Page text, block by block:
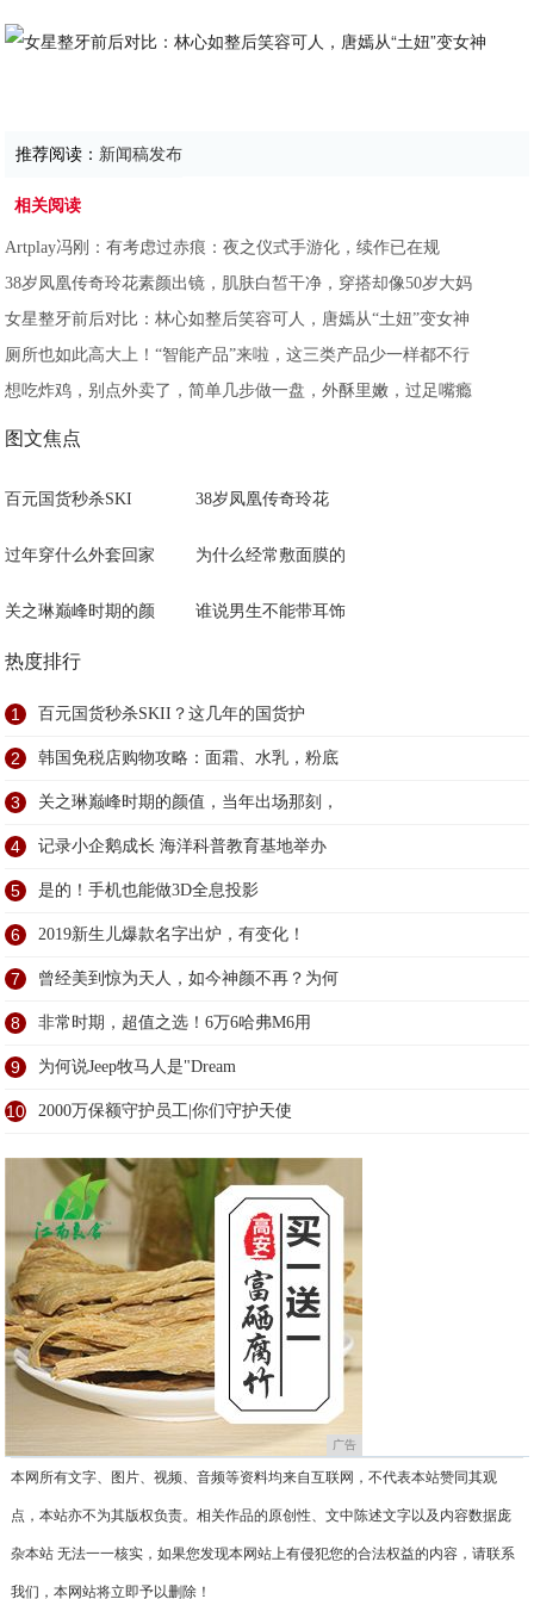
推荐阅读： 新闻稿发布
相关阅读
Artplay冯刚：有考虑过赤痕：夜之仪式手游化，续作已在规
38岁凤凰传奇玲花素颜出镜，肌肤白皙干净，穿搭却像50岁大妈
女星整牙前后对比：林心如整后笑容可人，唐嫣从“土妞”变女神
厕所也如此高大上！“智能产品”来啦，这三类产品少一样都不行
想吃炸鸡，别点外卖了，简单几步做一盘，外酥里嫩，过足嘴瘾
图文焦点
百元国货秒杀SKI 38岁凤凰传奇玲花
过年穿什么外套回家 为什么经常敷面膜的
关之琳巅峰时期的颜 谁说男生不能带耳饰
热度排行
1 百元国货秒杀SKII？这几年的国货护
2 韩国免税店购物攻略：面霜、水乳，粉底
3 关之琳巅峰时期的颜值，当年出场那刻，
4 记录小企鹅成长 海洋科普教育基地举办
5 是的！手机也能做3D全息投影
6 2019新生儿爆款名字出炉，有变化！
7 曾经美到惊为天人，如今神颜不再？为何
8 非常时期，超值之选！6万6哈弗M6用
9 为何说Jeep牧马人是"Dream
10 2000万保额守护员工|你们守护天使
广告
本网所有文字、图片、视频、音频等资料均来自互联网，不代表本站赞同其观
点，本站亦不为其版权负责。相关作品的原创性、文中陈述文字以及内容数据庞
杂本站 无法一一核实，如果您发现本网站上有侵犯您的合法权益的内容，请联系
我们，本网站将立即予以删除！